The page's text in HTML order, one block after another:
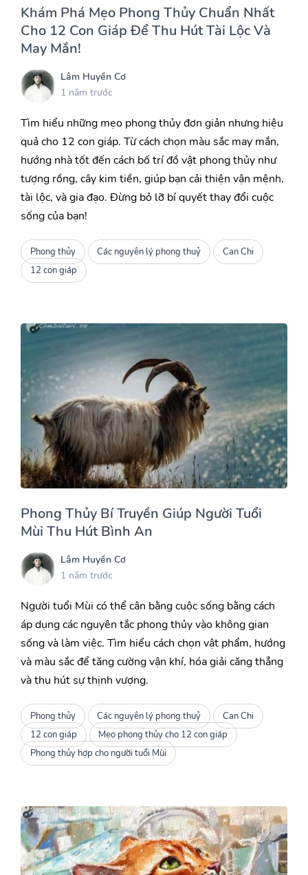
Khám Phá Mẹo Phong Thủy Chuẩn Nhất
Cho 12 Con Giáp Để Thu Hút Tài Lộc Và
May Mắn!
Lâm Huyền Cơ
1 năm trước
Tìm hiểu những mẹo phong thủy đơn giản nhưng hiệu
quả cho 12 con giáp. Từ cách chọn màu sắc may mắn,
hướng nhà tốt đến cách bố trí đồ vật phong thủy như
tượng rồng, cây kim tiền, giúp bạn cải thiện vận mệnh,
tài lộc, và gia đạo. Đừng bỏ lỡ bí quyết thay đổi cuộc
sống của bạn!
Phong thủy Các nguyên lý phong thuỷ
Can Chi
12 con giáp
Phong Thủy Bí Truyền Giúp Người Tuổi
Mùi Thu Hút Bình An
Lâm Huyền Cơ
1 năm trước
Người tuổi Mùi có thể cân bằng cuộc sống bằng cách
áp dụng các nguyên tắc phong thủy vào không gian
sống và làm việc. Tìm hiểu cách chọn vật phẩm, hướng
và màu sắc để tăng cường vận khí, hóa giải căng thẳng
và thu hút sự thịnh vượng.
Phong thủy Các nguyên lý phong thuỷ
Can Chi
12 con giáp
Mẹo phong thủy cho 12 con giáp
Phong thủy hợp cho người tuổi Mùi